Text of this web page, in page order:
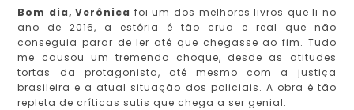
Bom dia, Verônica foi um dos melhores livros que li no
ano de 2016, a estória é tão crua e real que não
conseguia parar de ler até que chegasse ao fim. Tudo
me causou um tremendo choque, desde as atitudes
tortas da protagonista, até mesmo com a justiça
brasileira e a atual situação dos policiais. A obra é tão
repleta de críticas sutis que chega a ser genial.